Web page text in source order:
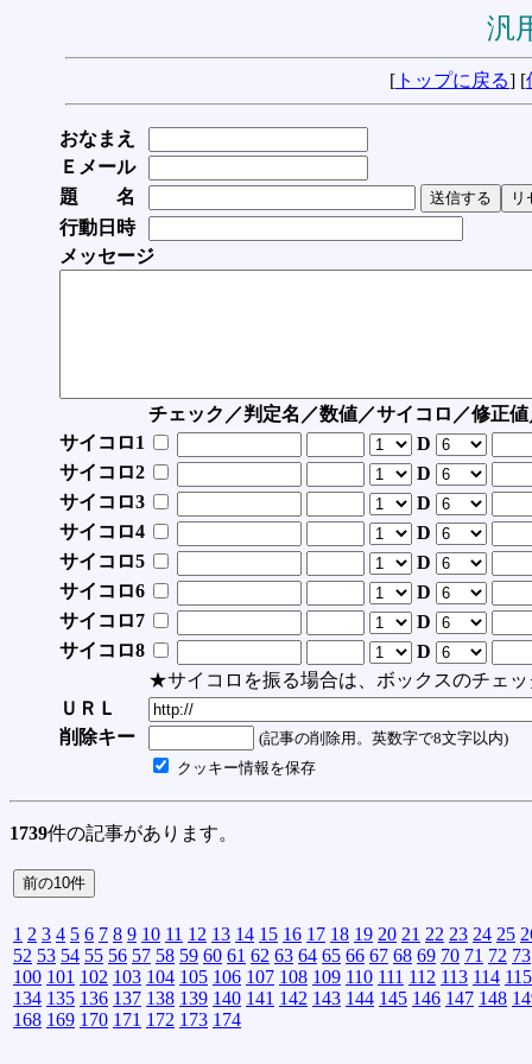
汎
[ トップに戻る] [
おなまえ
Ｅメール
題 名
行動日時
メッセージ
チェック／判定名／数値／サイコロ／修正
サイコロ1
D
サイコロ2
D
サイコロ3
D
サイコロ4
D
サイコロ5
D
サイコロ6
D
サイコロ7
D
サイコロ8
D
★サイコロを振る場合は、ボックスのチェッ
ＵＲＬ
削除キー
(記事の削除用。英数字で8文字以内)
クッキー情報を保存
1739件の記事があります。
1 2 3 4 5 6 7 8 9 10 11 12 13 14 15 16 17 18 19 20 21 22 23 24 25
52 53 54 55 56 57 58 59 60 61 62 63 64 65 66 67 68 69 70 71 72 73
100 101 102 103 104 105 106 107 108 109 110 111 112 113 114 115
134 135 136 137 138 139 140 141 142 143 144 145 146 147 148
168 169 170 171 172 173 174